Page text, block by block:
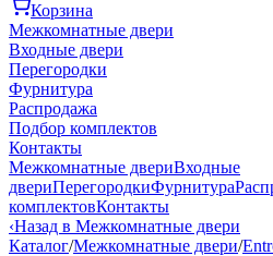
Корзина
Межкомнатные двери
Входные двери
Перегородки
Фурнитура
Распродажа
Подбор комплектов
Контакты
Межкомнатные двериВходные
двериПерегородкиФурнитура
комплектовКонтакты
‹Назад в Межкомнатные двери
Каталог/Межкомнатные двери/